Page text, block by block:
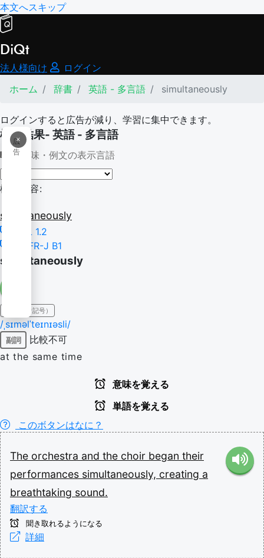
本文へスキップ
DiQt
法人様向け
ログイン
ホーム
辞書 英語 - 多言語 simultaneously
ログインすると広告が減り、学習に集中できます。
×
広
告
検索結果- 英語 - 多言語
意味・例文の表示言語
検索内容:
simultaneously
BSL 1.2
CEFR-J B1
simultaneously
IPA（発音記号）
/ˌsɪməlˈteɪnɪəsli/
副詞
比較不可
at the same time
意味を覚える
単語を覚える
このボタンはなに？
The orchestra and the choir began their
performances simultaneously, creating a
breathtaking sound.
翻訳する
聞き取れるようになる
詳細